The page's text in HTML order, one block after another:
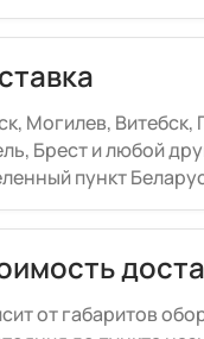
Могилев, Витебск,
Брест и любой
пункт
от габаритов